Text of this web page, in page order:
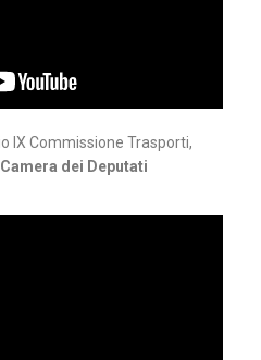
IX Commissione Trasporti,
Camera dei Deputati